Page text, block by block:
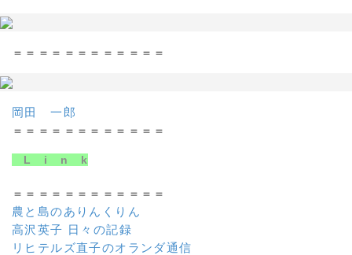
＝＝＝＝＝＝＝＝＝＝＝＝
岡田 一郎
＝＝＝＝＝＝＝＝＝＝＝＝
L i n k
＝＝＝＝＝＝＝＝＝＝＝＝
農と島のありんくりん
高沢英子 日々の記録
リヒテルズ直子のオランダ通信